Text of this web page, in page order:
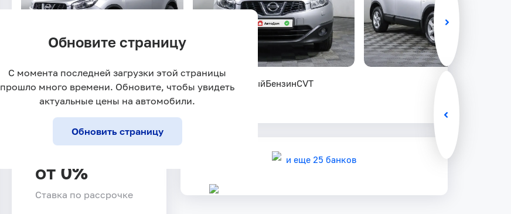
Nissan Qashqai 2.0 CVT141 л.с.201085 916 км ПолныйБензинCVT
467 000 ₽ 630 000 ₽
от 0%
Ставка по рассрочке
и еще 25 банков
Обновите страницу
С момента последней загрузки этой страницы
прошло много времени. Обновите, чтобы увидеть
актуальные цены на автомобили.
Обновить страницу